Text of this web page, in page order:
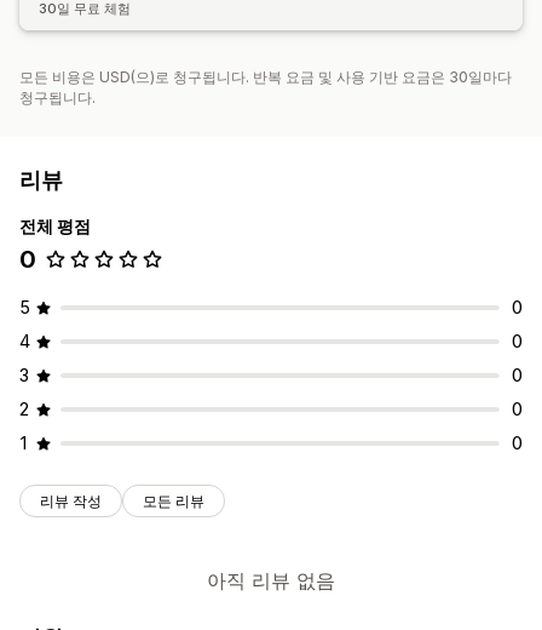
30일 무료 체험
모든 비용은 USD(으)로 청구됩니다. 반복 요금 및 사용 기반 요금은 30일마다
청구됩니다.
리뷰
전체 평점
0
5
0
4
0
3
0
2
0
1
0
리뷰 작성 모든 리뷰
아직 리뷰 없음